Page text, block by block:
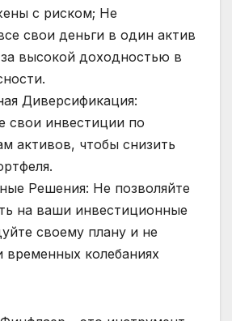
с риском; Не
свои деньги в один актив
за высокой доходностью в
Диверсификация:
свои инвестиции по
активов, чтобы снизить
Решения: Не позволяйте
на ваши инвестиционные
своему плану и не
временных колебаниях